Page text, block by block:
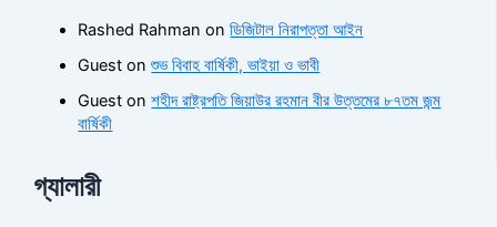
Rashed Rahman onডিজিটাল নিরাপত্তা আইন
Guest onশুভ বিবাহ বার্ষিকী, ভাইয়া ও ভাবী
Guest onশহীদ রাষ্ট্রপতি জিয়াউর রহমান বীর উত্তমের ৮৭তম জন্ম
বার্ষিকী
গ্যালারী